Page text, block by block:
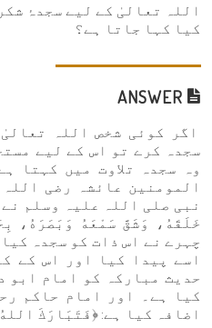
اللہ تعالیٰ کے لیے سجدۂ
کیا کہا جاتا ہے؟
اگر کوئی شخص اللہ
سجدہ کرے تو اس کے لیے
وہ سجدہ تلاوت میں کہتا
المومنین عائشہ رضی
نبی صلی اللہ علیہ وسلم
خَلَقَهُ، وَشَقَّ سَمْعَهُ وَبَصَرَهُ،
چہرے نے اس ذات کو سجدہ
اسے پیدا کیا اور اس کے
حدیث مبارکہ کو امام ابو
کیا ہے۔ اور امام حاکم
اضافہ کیا ہے: ﴿فَتَبَارَكَ